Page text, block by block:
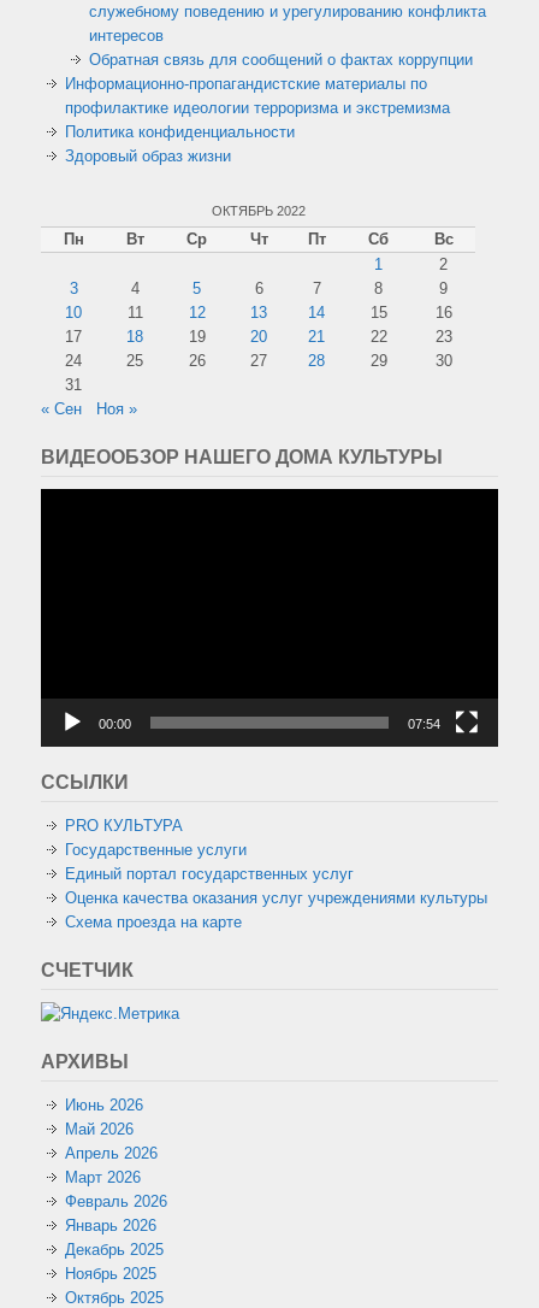
служебному поведению и урегулированию конфликта
интересов
Обратная связь для сообщений о фактах коррупции
Информационно-пропагандистские материалы по
профилактике идеологии терроризма и экстремизма
Политика конфиденциальности
Здоровый образ жизни
ОКТЯБРЬ 2022
Пн Вт Ср Чт Пт Сб
Вс
1
2
3
4 5 6 7 8
9
10
11 12 13 14 15
16
17
18 19 20 21 22
23
24
25 26 27 28 29
30
31
« Сен
Ноя »
ВИДЕООБЗОР НАШЕГО ДОМА КУЛЬТУРЫ
00:00 07:54
ССЫЛКИ
PRO КУЛЬТУРА
Государственные услуги
Единый портал государственных услуг
Оценка качества оказания услуг учреждениями культуры
Схема проезда на карте
СЧЕТЧИК
АРХИВЫ
Июнь 2026
Май 2026
Апрель 2026
Март 2026
Февраль 2026
Январь 2026
Декабрь 2025
Ноябрь 2025
Октябрь 2025